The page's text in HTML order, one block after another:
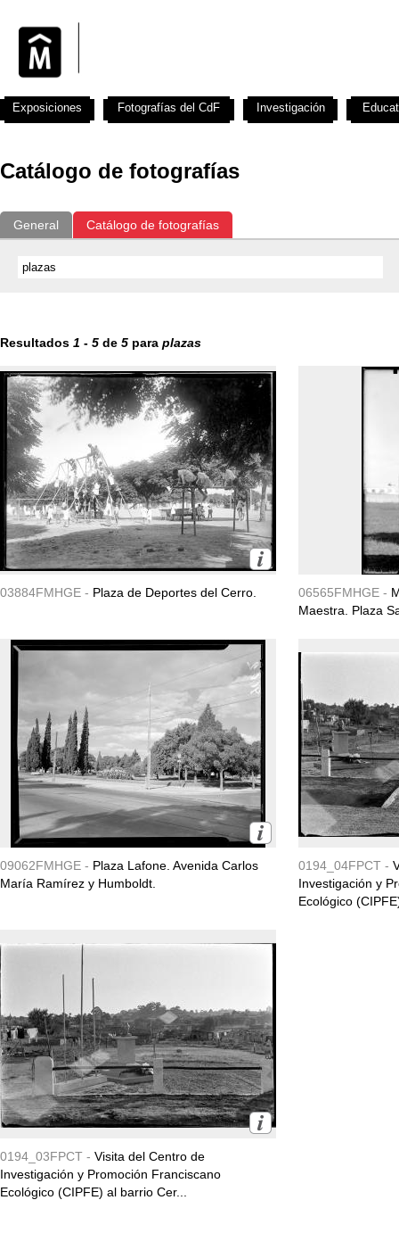
Catálogo de fotografías
General Catálogo de fotografías
Resultados 1 - 5 de 5 para plazas
03884FMHGE - Plaza de Deportes del Cerro. 06565FMHGE -
Maestra. Plaza
09062FMHGE - Plaza Lafone. Avenida Carlos
María Ramírez y Humboldt.
0194_04FPCT -
Investigación y
Ecológico
0194_03FPCT - Visita del Centro de
Investigación y Promoción Franciscano
Ecológico (CIPFE) al barrio Cer...
Exposiciones Fotografías del CdF Investigación